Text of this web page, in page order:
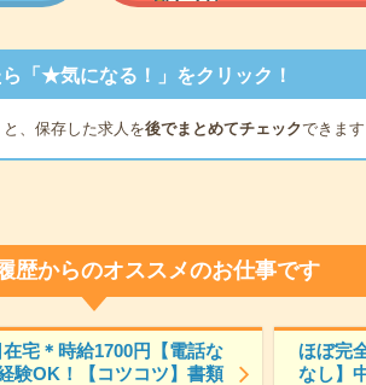
「★気になる！」をクリック！
と、保存した求人を後でまとめてチェックできます
歴からのオススメのお仕事です
宅＊時給1700円【電話な
験OK！【コツコツ】書類
ほぼ完
なし】